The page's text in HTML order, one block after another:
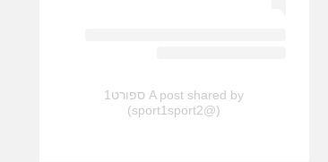
A post shared by ספורט1
(@sport1sport2)